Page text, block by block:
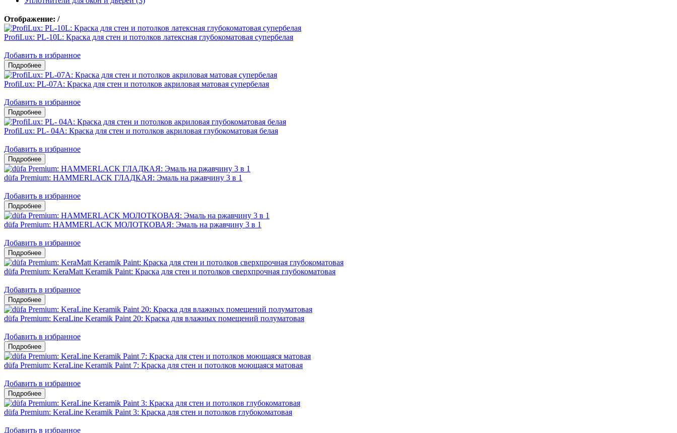
Отображение: /
ProfiLux: PL-10L: Краска для стен и потолков латексная глубокоматовая супербелая
Добавить в избранное
ProfiLux: PL-07А: Краска для стен и потолков акриловая матовая супербелая
Добавить в избранное
ProfiLux: PL- 04А: Краска для стен и потолков акриловая глубокоматовая белая
Добавить в избранное
düfa Premium: HAMMERLACK ГЛАДКАЯ: Эмаль на ржавчину 3 в 1
Добавить в избранное
düfa Premium: HAMMERLACK МОЛОТКОВАЯ: Эмаль на ржавчину 3 в 1
Добавить в избранное
düfa Premium: KeraMatt Keramik Paint: Краска для стен и потолков сверхпрочная глубокоматовая
Добавить в избранное
düfa Premium: KeraLine Keramik Paint 20: Краска для влажных помещений полуматовая
Добавить в избранное
düfa Premium: KeraLine Keramik Paint 7: Краска для стен и потолков моющаяся матовая
Добавить в избранное
düfa Premium: KeraLine Keramik Paint 3: Краска для стен и потолков глубокоматовая
Добавить в избранное